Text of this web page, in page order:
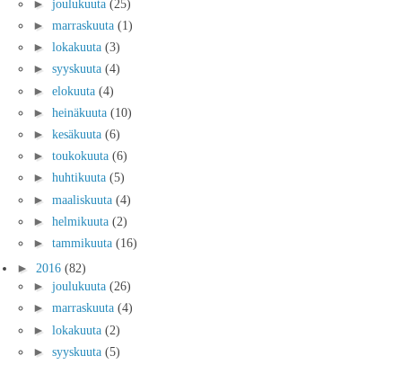
► joulukuuta (25)
► marraskuuta (1)
► lokakuuta (3)
► syyskuuta (4)
► elokuuta (4)
► heinäkuuta (10)
► kesäkuuta (6)
► toukokuuta (6)
► huhtikuuta (5)
► maaliskuuta (4)
► helmikuuta (2)
► tammikuuta (16)
► 2016 (82)
► joulukuuta (26)
► marraskuuta (4)
► lokakuuta (2)
► syyskuuta (5)